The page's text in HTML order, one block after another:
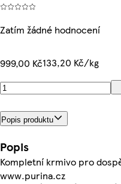
Zatím žádné hodnocení
999,00 Kč133,20 Kč/kg
Popis produktu
Popis
Kompletní krmivo pro
www.purina.cz